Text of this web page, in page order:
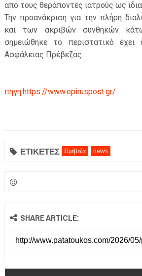
από τους θεράποντες ιατρούς ως
Την προανάκριση για την πλήρη
και των ακριβών συνθηκών
σημειώθηκε το περιστατικό
Ασφάλειας Πρέβεζας.
πηγη:https://www.epiruspost.gr/
ΕΤΙΚΕΤΕΣ Πρέβεζα news
SHARE ARTICLE: